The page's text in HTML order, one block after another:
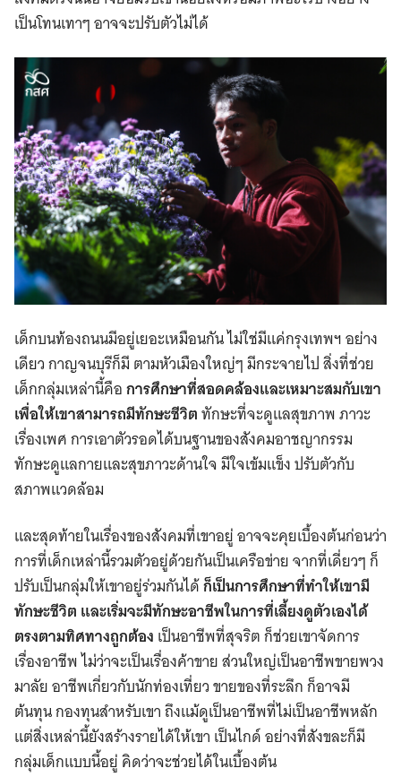
เป็นโทนเทาๆ อาจจะปรับตัวไม่ได้
เด็กบนท้องถนนมีอยู่เยอะเหมือนกัน ไม่ใช่มีแค่กรุงเทพฯ อย่าง
เดียว กาญจนบุรีก็มี ตามหัวเมืองใหญ่ๆ มีกระจายไป สิ่งที่ช่วย
เด็กกลุ่มเหล่านี้คือการศึกษาที่สอดคล้องและเหมาะสมกับเขา
เพื่อให้เขาสามารถมีทักษะชีวิตทักษะที่จะดูแลสุขภาพ ภาวะ
เรื่องเพศ การเอาตัวรอดได้บนฐานของสังคมอาชญากรรม
ทักษะดูแลกายและสุขภาวะด้านใจ มีใจเข้มแข็ง ปรับตัวกับ
สภาพแวดล้อม
และสุดท้ายในเรื่องของสังคมที่เขาอยู่ อาจจะคุยเบื้องต้นก่อนว่า
การที่เด็กเหล่านี้รวมตัวอยู่ด้วยกันเป็นเครือข่าย จากที่เดี่ยวๆ ก็
ปรับเป็นกลุ่มให้เขาอยู่ร่วมกันได้ก็เป็นการศึกษาที่ทำให้เขามี
ทักษะชีวิต และเริ่มจะมีทักษะอาชีพในการที่เลี้ยงดูตัวเองได้
ตรงตามทิศทางถูกต้อง เป็นอาชีพที่สุจริต ก็ช่วยเขาจัดการ
เรื่องอาชีพ ไม่ว่าจะเป็นเรื่องค้าขาย ส่วนใหญ่เป็นอาชีพขายพวง
มาลัย อาชีพเกี่ยวกับนักท่องเที่ยว ขายของที่ระลึก ก็อาจมี
ต้นทุน กองทุนสำหรับเขา ถึงแม้ดูเป็นอาชีพที่ไม่เป็นอาชีพหลัก
แต่สิ่งเหล่านี้ยังสร้างรายได้ให้เขา เป็นไกด์ อย่างที่สังขละก็มี
กลุ่มเด็กแบบนี้อยู่ คิดว่าจะช่วยได้ในเบื้องต้น